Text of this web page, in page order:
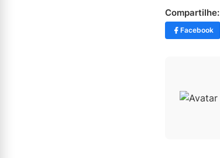
Compartilhe:
Facebook